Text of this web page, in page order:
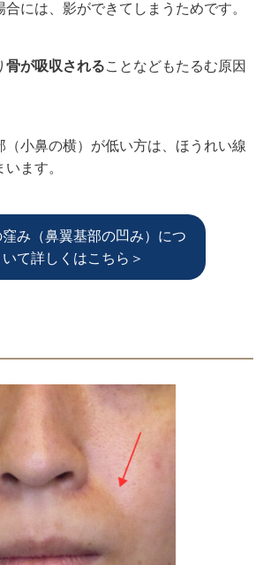
には、影ができてしまうためです。
骨が吸収されることなどもたるむ原因
（小鼻の横）が低い方は、ほうれい線
ます。
み（鼻翼基部の凹み）につ
いて詳しくはこちら＞